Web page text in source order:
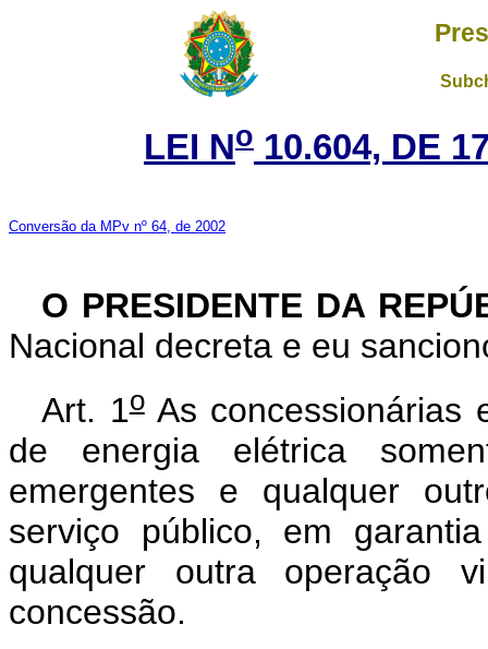
LEI No 10.604, DE
Conversão da MPv nº 64, de 2002
O PRESIDENTE DA
Nacional decreta e eu
Art. 1oAs concessionárias
de energia elétrica
emergentes e qualquer
serviço público, em
qualquer outra operação
concessão.